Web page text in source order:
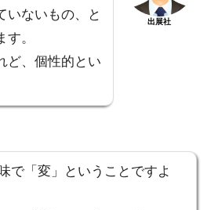
いないもの、と
。
ど、個性的とい
出展社
で「変」ということですよ